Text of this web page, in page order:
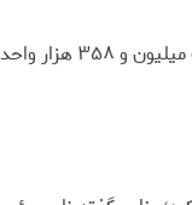
به گفته رستم قاسمی تعهد